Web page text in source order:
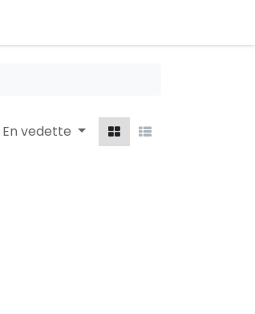
En vedette